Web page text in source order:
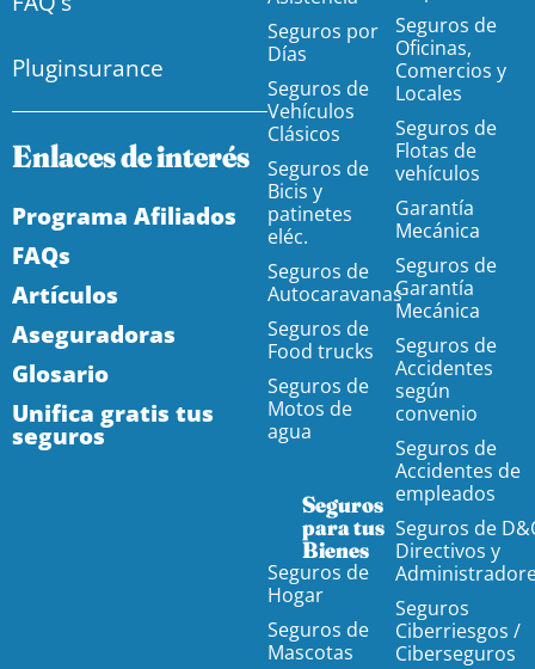
Pluginsurance
Enlaces de interés
Programa Afiliados
FAQs
Artículos
Aseguradoras
Glosario
Unifica gratis tus
seguros
Seguros por
Días
Seguros de
Vehículos
Clásicos
Seguros de
Bicis y
patinetes
eléc.
Seguros de
Autocaravanas
Seguros de
Food trucks
Seguros de
Motos de
agua
Seguros
para tus
Bienes
Seguros de
Hogar
Seguros de
Mascotas
Seguros de
Oficinas,
Comercios y
Locales
Seguros de
Flotas de
vehículos
Garantía
Mecánica
Seguros de
Garantía
Mecánica
Seguros de
Accidentes
según
convenio
Seguros de
Accidentes de
empleados
Seguros de
Directivos y
Seguros
Ciberriesgos /
Ciberseguros